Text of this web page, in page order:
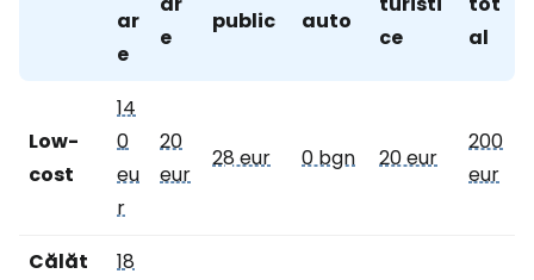
ar
e
e
public
auto
ce
al
Low-
cost
14
0
eu
r
20
eur
28 eur 0 bgn 20 eur
200
eur
Călăt
18